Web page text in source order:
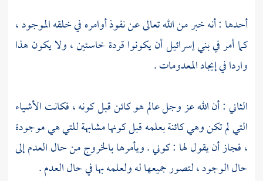
أحدها : أنه خبر من الله تعالى عن نفوذ أوامره في خلقه الموجود ،
كما أمر في بني إسرائيل أن يكونوا قردة خاسئين ، ولا يكون هذا
واردا في إيجاد المعدومات .
الثاني : أن الله عز وجل عالم هو كائن قبل كونه ، فكانت الأشياء
التي لم تكن وهي كائنة بعلمه قبل كونها مشابهة للتي هي موجودة
، فجاز أن يقول لها : كوني . ويأمرها بالخروج من حال العدم إلى
حال الوجود ، لتصور جميعها له ولعلمه بها في حال العدم .